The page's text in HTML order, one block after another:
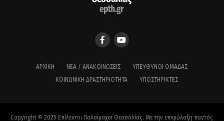
ΑΡΧΙΚΉ ΝΈΑ / ΑΝΑΚΟΙΝΏΣΕΙΣ
ΥΠΕΎΘΥΝΟΙ ΟΜΆΔΑΣ
ΚΟΙΝΩΝΙΚΉ ΔΡΑΣΤΗΡΙΌΤΗΤΑ
ΥΠΟΣΤΗΡΙΚΤΈΣ
Copyright © 2025 Επίλεκτοι Παλαίμαχοι Θεσσαλίας. Με την επιφύλαξη παντός